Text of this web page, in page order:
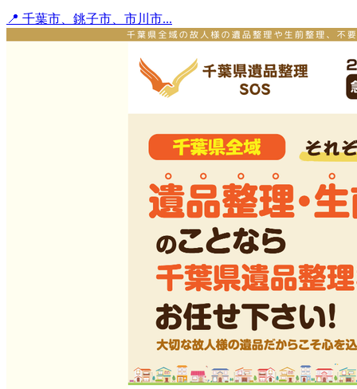
📍 千葉市、銚子市、市川市...